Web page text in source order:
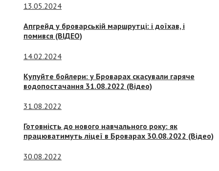
13.05.2024
Апгрейд у броварській маршрутці: і доїхав, і
помився (ВІДЕО)
14.02.2024
Купуйте бойлери: у Броварах скасували гаряче
водопостачання 31.08.2022 (Відео)
31.08.2022
Готовність до нового навчального року: як
працюватимуть ліцеї в Броварах 30.08.2022 (Відео)
30.08.2022